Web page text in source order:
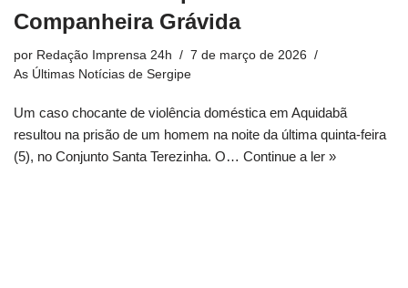
Companheira Grávida
por Redação Imprensa 24h
7 de março de 2026
As Últimas Notícias de Sergipe
Um caso chocante de violência doméstica em Aquidabã
resultou na prisão de um homem na noite da última quinta-feira
(5), no Conjunto Santa Terezinha. O… Continue a ler »